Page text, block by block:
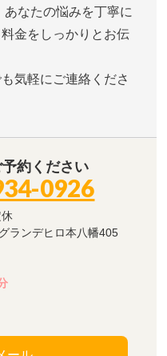
なたの悩みを丁寧に
金をしっかりとお伝
気軽にご連絡くださ
約ください
0926
休
ランデヒロ本八幡405